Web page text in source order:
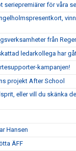
seriepremiärer för våra
från
ledarkollega har
kampanjen!
projekt After School
eller vill du skänka
Hansen
ÄFF